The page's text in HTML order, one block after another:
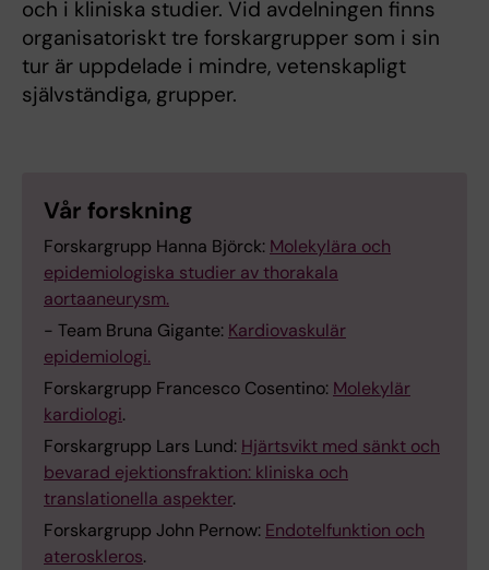
och i kliniska studier. Vid avdelningen finns
organisatoriskt tre forskargrupper som i sin
tur är uppdelade i mindre, vetenskapligt
självständiga, grupper.
Vår forskning
Forskargrupp Hanna Björck: Molekylära och
epidemiologiska studier av thorakala
aortaaneurysm.
- Team Bruna Gigante: Kardiovaskulär
epidemiologi.
Forskargrupp Francesco Cosentino: Molekylär
kardiologi.
Forskargrupp Lars Lund: Hjärtsvikt med sänkt och
bevarad ejektionsfraktion: kliniska och
translationella aspekter.
Forskargrupp John Pernow: Endotelfunktion och
ateroskleros.